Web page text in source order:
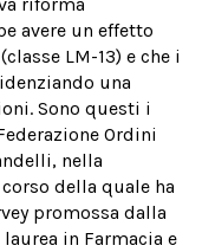
avere un effetto
LM-13) e che i
una
Sono questi i
Ordini
nella
della quale ha
promossa dalla
in Farmacia e